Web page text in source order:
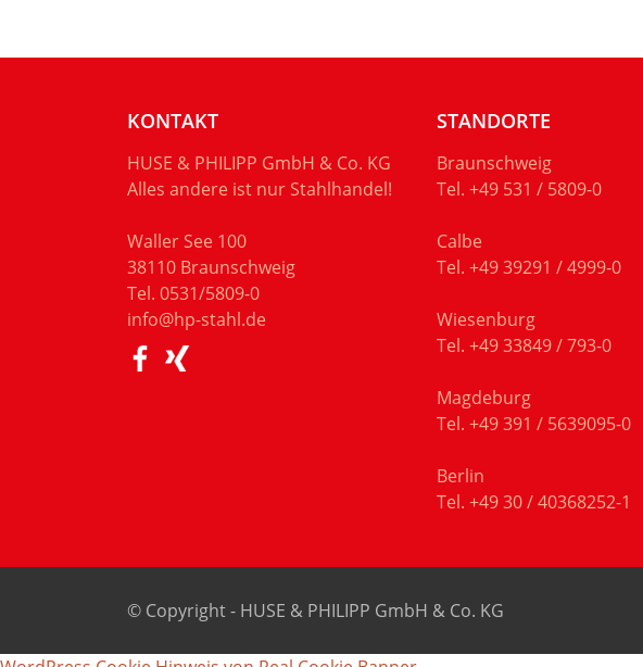
KONTAKT
HUSE & PHILIPP GmbH & Co. KG
Alles andere ist nur Stahlhandel!
Waller See 100
38110 Braunschweig
Tel. 0531/5809-0
info@hp-stahl.de
STANDORTE
Braunschweig
Tel. +49 531 / 5809-0
Calbe
Tel. +49 39291 / 4999-0
Wiesenburg
Tel. +49 33849 / 793-0
Magdeburg
Tel. +49 391 / 5639095-0
Berlin
Tel. +49 30 / 40368252-1
© Copyright - HUSE & PHILIPP GmbH & Co. KG